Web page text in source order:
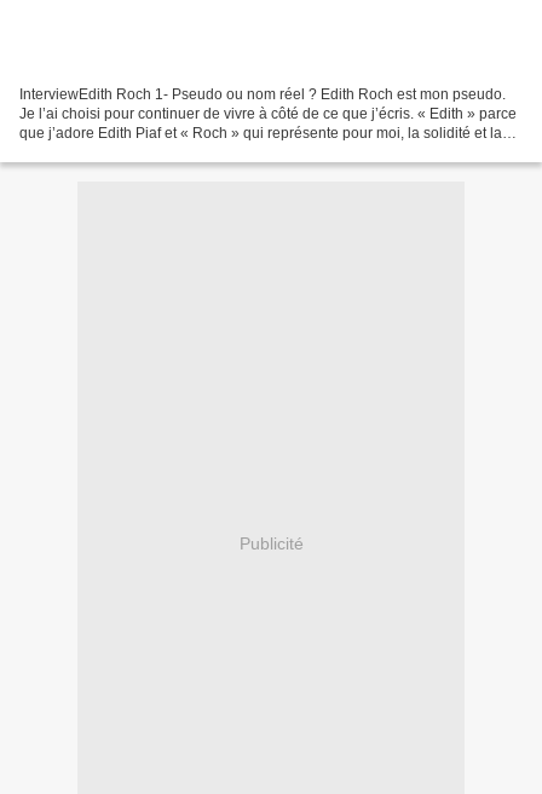
InterviewEdith Roch 1- Pseudo ou nom réel ? Edith Roch est mon pseudo.
Je l’ai choisi pour continuer de vivre à côté de ce que j’écris. « Edith » parce
que j’adore Edith Piaf et « Roch » qui représente pour moi, la solidité et la
Publicité